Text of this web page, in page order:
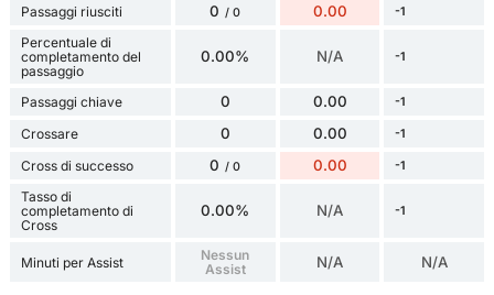
Passaggi riusciti 0 / 0 0.00 -1
Percentuale di
completamento del
passaggio
0.00% N/A -1
Passaggi chiave 0 0.00 -1
Crossare 0 0.00 -1
Cross di successo 0 / 0 0.00 -1
Tasso di
completamento di
Cross
0.00% N/A -1
Minuti per Assist
Nessun
Assist
N/A N/A